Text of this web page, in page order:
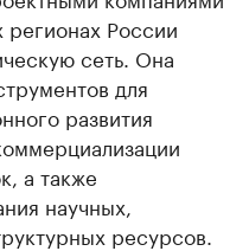
России
сеть. Она
для
развития
а также
научных,
ресурсов.